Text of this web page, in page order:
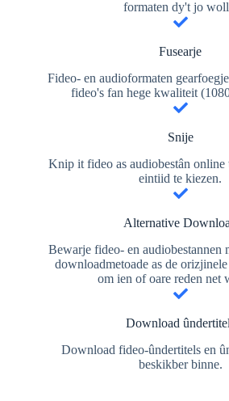
formaten dy't jo
Fusearje
Fideo- en audioformaten
fideo's fan hege kwaliteit
Snije
Knip it fideo as audiobestân online
eintiid te kiezen.
Alternative
Bewarje fideo- en audiobestannen
downloadmetoade as de
om ien of oare reden net
Download
Download fideo-ûndertitels en
beskikber binne.